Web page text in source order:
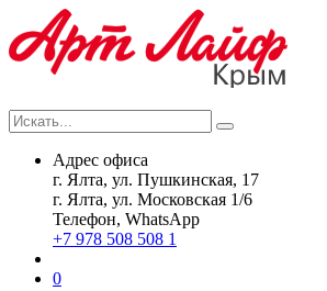
Search
Адрес офиса
г. Ялта, ул. Пушкинская, 17
г. Ялта, ул. Московская 1/6
Телефон, WhatsApp
+7 978 508 508 1
0